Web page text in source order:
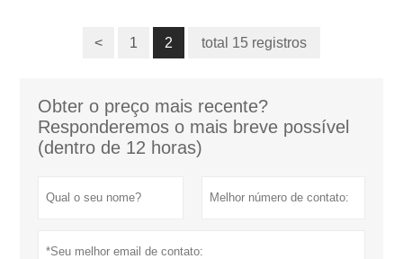
< 1 2 total 15 registros
Obter o preço mais recente?
Responderemos o mais breve possível
(dentro de 12 horas)